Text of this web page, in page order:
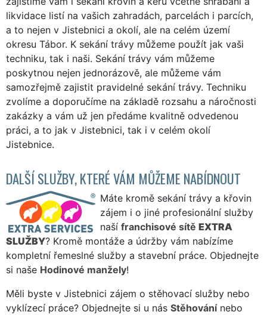
likvidace listí na vašich zahradách, parcelách i parcích,
a to nejen v Jistebnici a okolí, ale na celém území
okresu Tábor. K sekání trávy můžeme použít jak vaši
techniku, tak i naši. Sekání trávy vám můžeme
poskytnou nejen jednorázově, ale můžeme vám
samozřejmě zajistit pravidelné sekání trávy. Techniku
zvolíme a doporučíme na základě rozsahu a náročnosti
zakázky a vám už jen předáme kvalitně odvedenou
práci, a to jak v Jistebnici, tak i v celém okolí
Jistebnice.
DALŠÍ SLUŽBY, KTERÉ VÁM MŮŽEME NABÍDNOUT
Máte kromě sekání trávy a křovin
zájem i o jiné profesionální služby
naší franchisové sítě EXTRA
SLUŽBY? Kromě montáže a údržby vám nabízíme
kompletní řemeslné služby a stavební práce. Objednejte
si naše Hodinové manžely!
Měli byste v Jistebnici zájem o stěhovací služby nebo
vyklízecí práce? Objednejte si u nás Stěhovánínebo